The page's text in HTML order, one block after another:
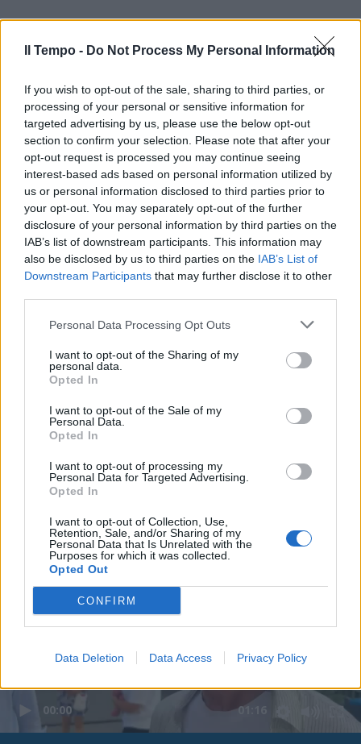
Il Tempo - Do Not Process My Personal Information
If you wish to opt-out of the sale, sharing to third parties, or
processing of your personal or sensitive information for
targeted advertising by us, please use the below opt-out
section to confirm your selection. Please note that after your
opt-out request is processed you may continue seeing
interest-based ads based on personal information utilized by
us or personal information disclosed to third parties prior to
your opt-out. You may separately opt-out of the further
disclosure of your personal information by third parties on the
IAB’s list of downstream participants. This information may
also be disclosed by us to third parties on the IAB’s List of
Downstream Participants that may further disclose it to other
Personal Data Processing Opt Outs
I want to opt-out of the Sharing of my
personal data.
Opted In
I want to opt-out of the Sale of my
Personal Data.
Opted In
I want to opt-out of processing my
Personal Data for Targeted Advertising.
Opted In
I want to opt-out of Collection, Use,
Retention, Sale, and/or Sharing of my
Personal Data that Is Unrelated with the
Purposes for which it was collected.
Opted Out
CONFIRM
Data Deletion Data Access Privacy Policy
00:00 01:16